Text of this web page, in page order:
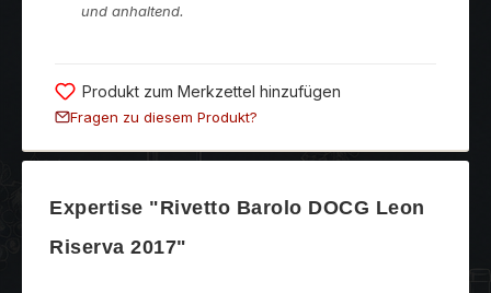
und anhaltend.
Produkt zum Merkzettel hinzufügen
Fragen zu diesem Produkt?
Expertise "Rivetto Barolo DOCG Leon
Riserva 2017"